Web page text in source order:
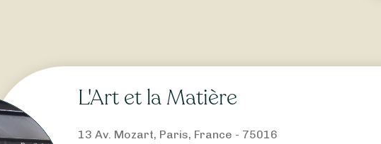
L'Art et la Matière
13 Av. Mozart, Paris, France - 75016